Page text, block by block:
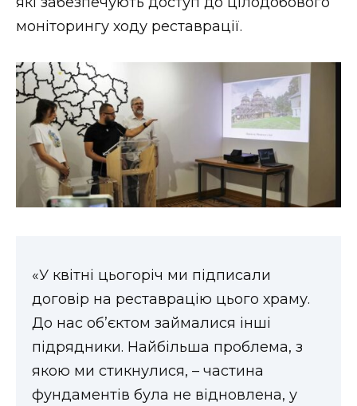
моніторингу ходу реставрації.
«У квітні цьогоріч ми підписали
договір на реставрацію цього храму.
До нас об’єктом займалися інші
підрядники. Найбільша проблема, з
якою ми стикнулися, – частина
фундаментів була не відновлена, у